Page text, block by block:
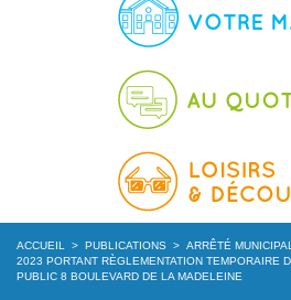
ACCUEIL > PUBLICATIONS > ARRÊTÉ
2023 PORTANT RÈGLEMENTATION TEMPORAIRE
PUBLIC 8 BOULEVARD DE LA MADELEINE